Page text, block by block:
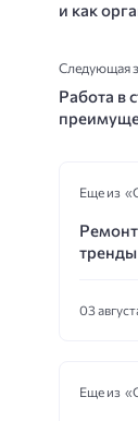
и как
Следующая
Работа в
Еще из
03
Еще из